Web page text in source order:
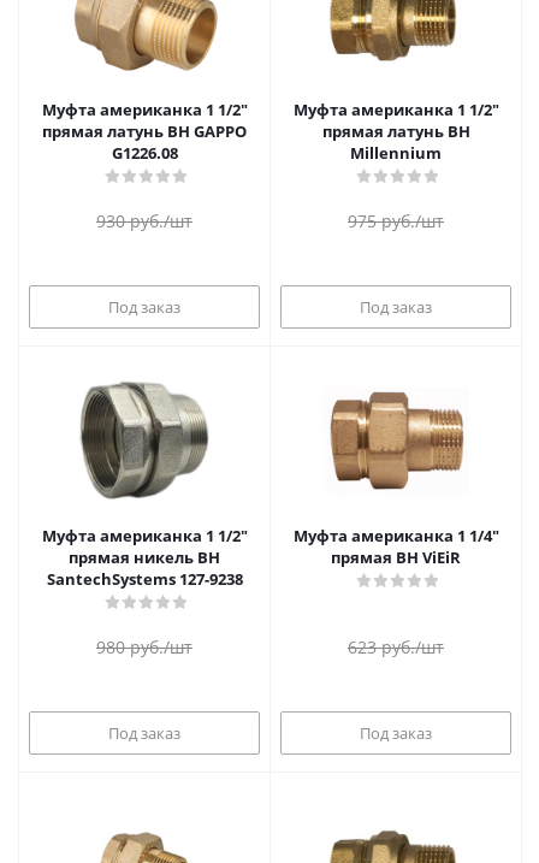
Муфта американка 1 1/2"
прямая латунь ВН GAPPO
G1226.08
930руб./шт
Под заказ
Муфта американка 1 1/2"
прямая латунь ВН
Millennium
975руб./шт
Под заказ
Муфта американка 1 1/2"
прямая никель ВН
SantechSystems 127-9238
980руб./шт
Под заказ
Муфта американка 1 1/4"
прямая ВН ViEiR
623руб./шт
Под заказ